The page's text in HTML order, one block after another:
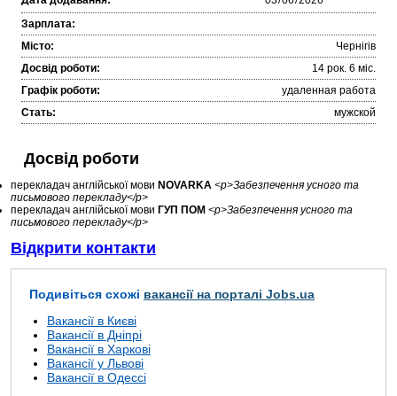
Зарплата:
Місто:
Чернігів
Досвід роботи:
14 рок. 6 міc.
Графік роботи:
удаленная работа
Стать:
мужской
Досвід роботи
перекладач англійської мови NOVARKA <p>Забезпечення усного та
письмового перекладу</p>
перекладач англійської мови ГУП ПОМ <p>Забезпечення усного та
письмового перекладу</p>
Відкрити контакти
Подивіться схожі вакансії на порталі Jobs.ua
Вакансії в Києві
Вакансії в Дніпрі
Вакансії в Харкові
Вакансії у Львові
Вакансії в Одессі